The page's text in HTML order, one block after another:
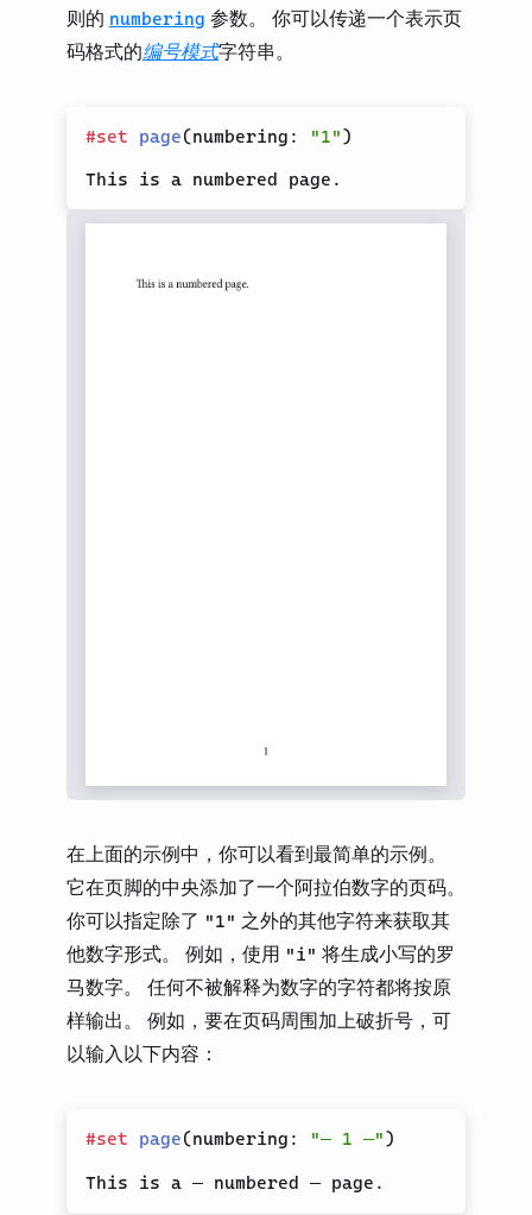
则的 numbering 参数。 你可以传递一个表示页
码格式的编号模式字符串。
#set page(numbering : "1")
在上面的示例中，你可以看到最简单的示例。
它在页脚的中央添加了一个阿拉伯数字的页码。
你可以指定除了 "1" 之外的其他字符来获取其
他数字形式。 例如，使用 "i" 将生成小写的罗
马数字。 任何不被解释为数字的字符都将按原
样输出。 例如，要在页码周围加上破折号，可
以输入以下内容：
#set page(numbering : "— 1 —")